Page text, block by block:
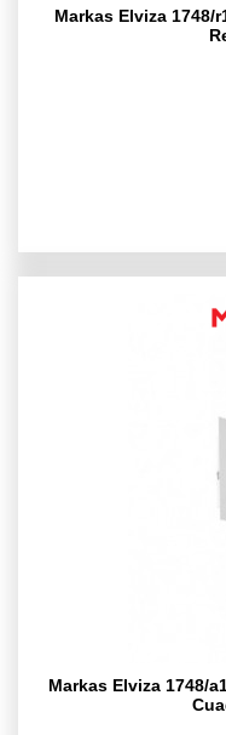
Markas Elviza 1748/
Markas Elviza 1748/